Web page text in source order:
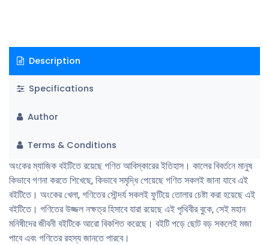
Description
Specifications
Author
Terms & Conditions
অংকের ম্যাজিক বইটিতে রয়েছে গণিত আবিস্কারের ইতিহাস। কালের বিবর্তনে মানুষ
কিভাবে গণনা করতে শিখেছে, কিভাবে সমৃদ্ধি পেয়েছে গণিত সকলই জানা যাবে এই
বইটিতে। অংকের খেলা, গণিতের সৌন্দর্য সকলই ফুটিয়ে তােলার চেষ্টা করা হয়েছে এই
বইটিতে। গণিতের উজ্জল নক্ষত্র হিসাবে যারা রয়েছে এই পৃথিবীর বুকে, সেই মহান
মনিষীদের জীবনী বইটিকে আরাে বিকশিত করেছে। বইটি পড়ে ছােট বড় সকলেই মজা
পাবে এবং গণিতের রহস্য জানতে পারবে।